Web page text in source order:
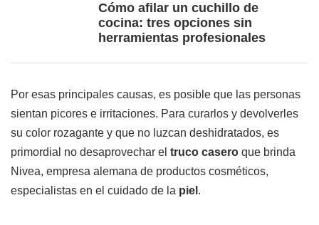
Cómo afilar un cuchillo de
cocina: tres opciones sin
herramientas profesionales
Por esas principales causas, es posible que las personas
sientan picores e irritaciones. Para curarlos y devolverles
su color rozagante y que no luzcan deshidratados, es
primordial no desaprovechar el truco casero que brinda
Nivea, empresa alemana de productos cosméticos,
especialistas en el cuidado de la piel .